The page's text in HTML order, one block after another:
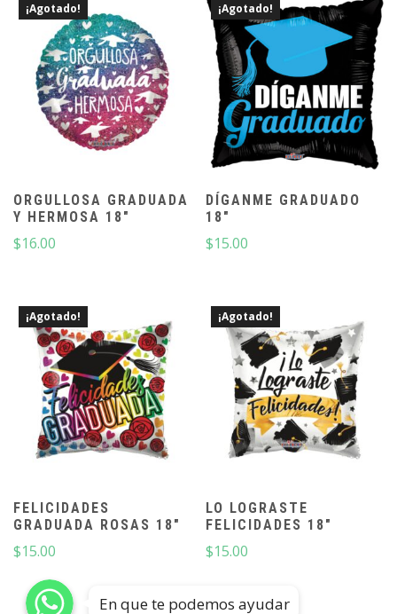
¡Agotado!
ORGULLOSA GRADUADA
Y HERMOSA 18″
$16.00
¡Agotado!
DÍGANME GRADUADO
18″
$15.00
¡Agotado!
FELICIDADES
GRADUADA ROSAS 18″
$15.00
¡Agotado!
LO LOGRASTE
FELICIDADES 18″
$15.00
En que te podemos ayudar